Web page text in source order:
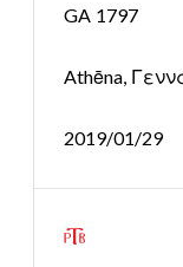
GA 1797
Athēna,
2019/01/29